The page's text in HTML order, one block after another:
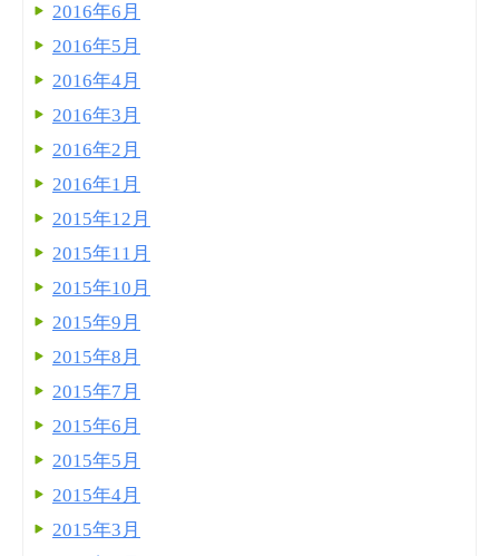
2016年6月
2016年5月
2016年4月
2016年3月
2016年2月
2016年1月
2015年12月
2015年11月
2015年10月
2015年9月
2015年8月
2015年7月
2015年6月
2015年5月
2015年4月
2015年3月